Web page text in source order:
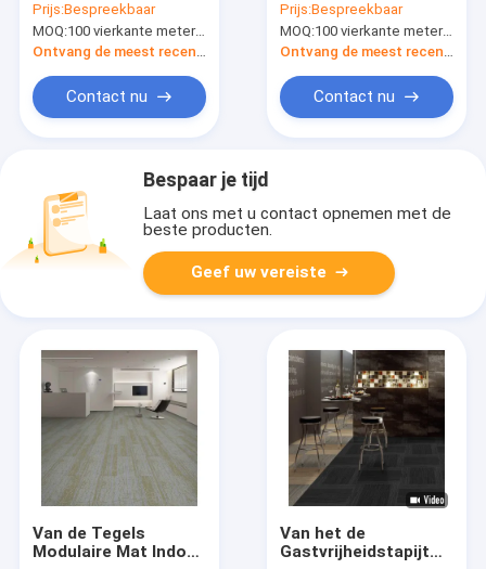
Grootte van
Tapijtcustomzied
Prijs:Bespreekbaar
MOQ:100 vierkante meter per kleur
Ontvang de meest recente Prijs
Contact nu
Tapijtbureau
Oplossing
Prijs:Bespreekbaar
MOQ:100 vierkante meter per kleur
Ontvang de meest recente Prijs
Contact nu
Bespaar je tijd
Laat ons met u contact opnemen met de
beste producten.
Geef uw vereiste
Van de Tegels
Modulaire Mat Indoor
Van het de
Gastvrijheidstapijt